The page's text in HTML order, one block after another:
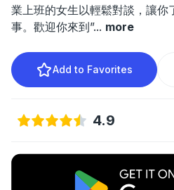
業上班的女生以輕鬆對談，讓你
事。歡迎你來到”... more
Add to Favorites
4.9